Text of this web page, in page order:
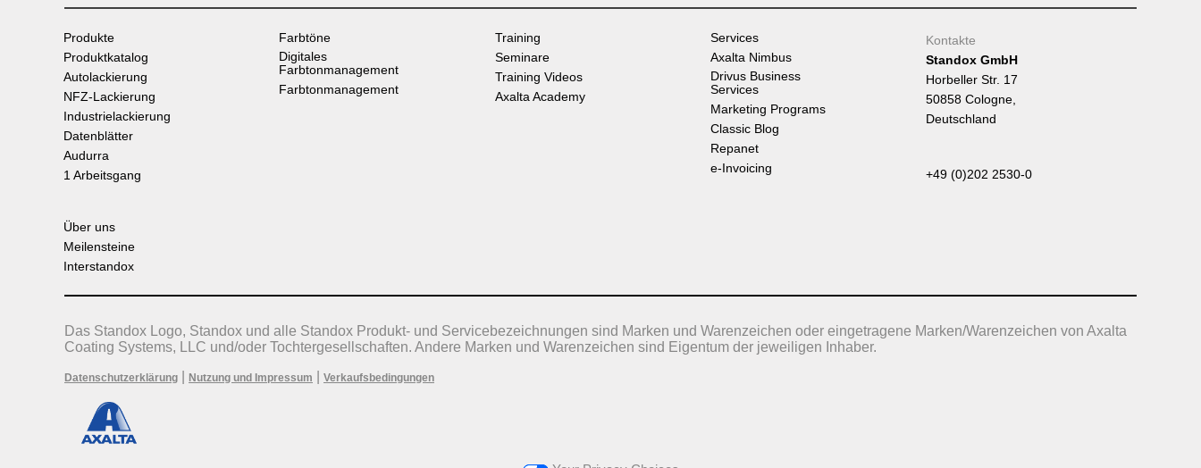
Produkte
Produktkatalog
Autolackierung
NFZ-Lackierung
Industrielackierung
Datenblätter
Audurra
1 Arbeitsgang
Farbtöne
Digitales
Farbtonmanagement
Farbtonmanagement
Training
Seminare
Training Videos
Axalta Academy
Services
Axalta Nimbus
Drivus Business
Services
Marketing Programs
Classic Blog
Repanet
e-Invoicing
Über uns
Meilensteine
Interstandox
Kontakte
Standox GmbH
Horbeller Str. 17
50858 Cologne,
Deutschland
+49 (0)202 2530-0
Das Standox Logo, Standox und alle Standox Produkt- und Servicebezeichnungen sind Marken und Warenzeichen oder eingetragene Marken/Warenzeichen von Axalta
Coating Systems, LLC und/oder Tochtergesellschaften. Andere Marken und Warenzeichen sind Eigentum der jeweiligen Inhaber.
Datenschutzerklärung Nutzung und Impressum Verkaufsbedingungen